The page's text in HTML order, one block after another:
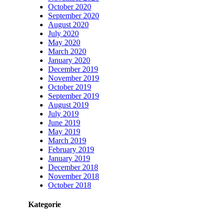
October 2020
September 2020
August 2020
July 2020
May 2020
March 2020
January 2020
December 2019
November 2019
October 2019
September 2019
August 2019
July 2019
June 2019
May 2019
March 2019
February 2019
January 2019
December 2018
November 2018
October 2018
Kategorie